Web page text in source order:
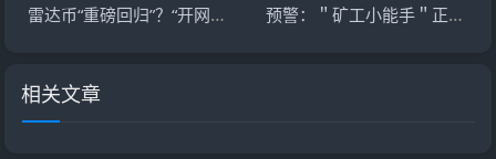
雷达币“重磅回归”？“开网”狂欢背后的冰冷真相与三个致命拷问 预警：＂矿工小能手＂正在收割，你的宝石可能已成石头！
相关文章